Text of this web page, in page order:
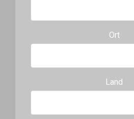
Ort
Land